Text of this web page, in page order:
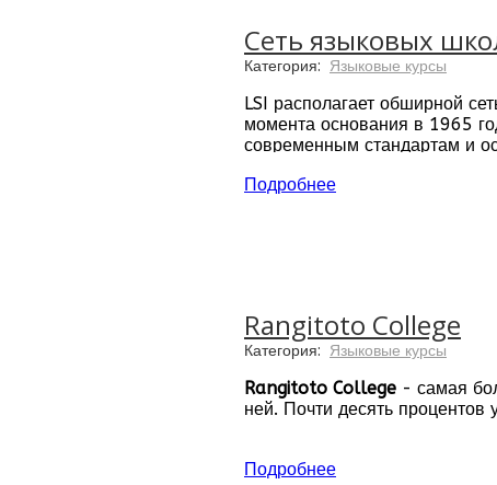
В языковых школах Kaplan
за рубежом от Kaplan -
Международные языковые
Ирландии и на Мальте, а
незабываемые впечатления
Сеть языковых
Категория: Языковые курсы
LSI располагает обширной
момента основания в 1965
современным стандартам и
Подробнее
Rangitoto College
Категория: Языковые курсы
Rangitoto College - самая
ней. Почти десять процентов
адаптации поможет Вам
Подробнее